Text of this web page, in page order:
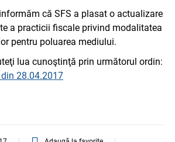
că SFS a plasat o actualizare
a practicii fiscale privind modalitatea
pentru poluarea mediului.
lua cunoştinţă prin următorul ordin:
28.04.2017